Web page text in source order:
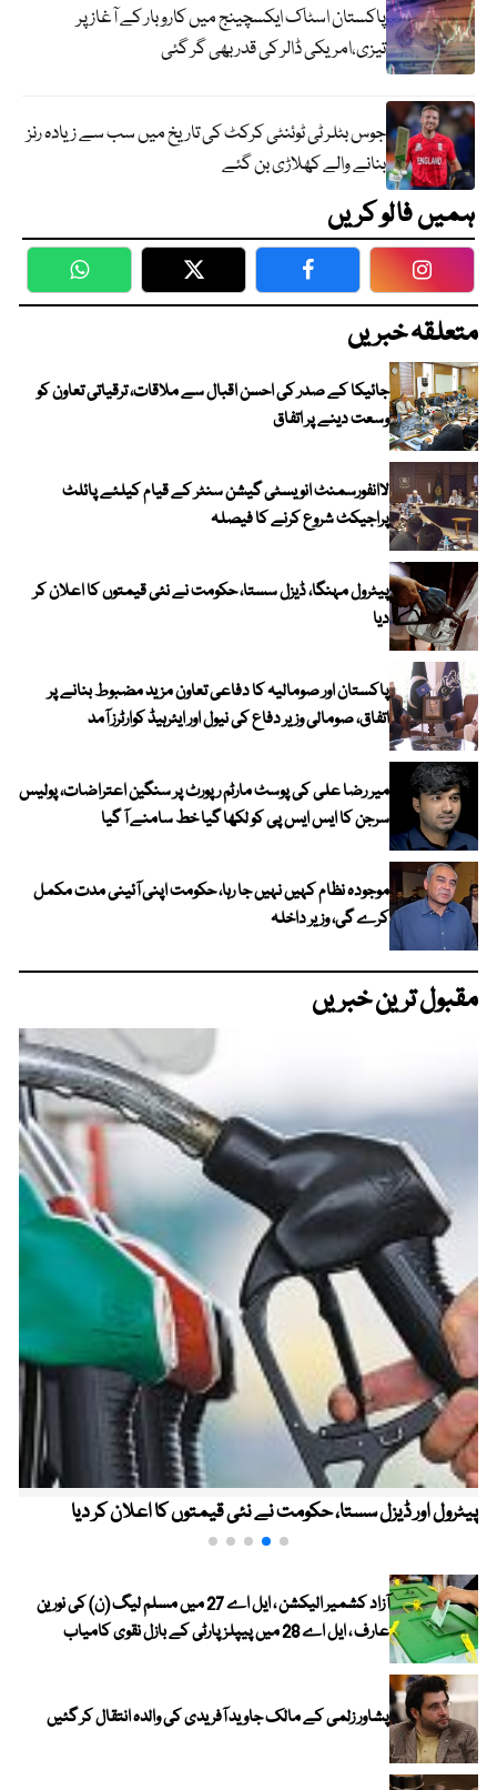
پاکستان اسٹاک ایکسچینج میں کاروبار کے آغاز پر
تیزی،امریکی ڈالر کی قدر بھی گر گئی
جوس بٹلر ٹی ٹوئنٹی کرکٹ کی تاریخ میں سب سے زیادہ رنز
بنانے والے کھلاڑی بن گئے
ہمیں فالو کریں
WhatsApp Twitter Facebook
متعلقہ خبریں
جائیکا کے صدر کی احسن اقبال سے ملاقات، ترقیاتی تعاون کو
وسعت دینے پر اتفاق
لاانفورسمنٹ انویسٹی گیشن سنٹر کے قیام کیلئے پائلٹ
پراجیکٹ شروع کرنے کا فیصلہ
پیٹرول مہنگا، ڈیزل سستا، حکومت نے نئی قیمتوں کا اعلان کر
دیا
پاکستان اور صومالیہ کا دفاعی تعاون مزید مضبوط بنانے پر
اتفاق، صومالی وزیر دفاع کی نیول اور ایئرہیڈ کوارٹرز آمد
میر رضا علی کی پوسٹ مارٹم رپورٹ پر سنگین اعتراضات، پولیس
سرجن کا ایس ایس پی کو لکھا گیا خط سامنے آ گیا
موجودہ نظام کہیں نہیں جا رہا، حکومت اپنی آئینی مدت مکمل
کرے گی، وزیر داخلہ
مقبول ترین خبریں
پیٹرول اور ڈیزل سستا، حکومت نے نئی قیمتوں کا اعلان کر دیا
آزاد کشمیر الیکشن ، ایل اے 27 میں مسلم لیگ (ن) کی نورین
عارف ، ایل اے 28 میں پیپلز پارٹی کے بازل نقوی کامیاب
پشاور زلمی کے مالک جاوید آفریدی کی والدہ انتقال کر گئیں